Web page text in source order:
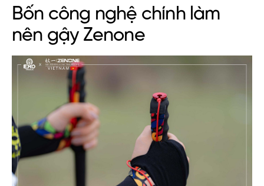
Bốn công nghệ chính làm
nên gậy Zenone